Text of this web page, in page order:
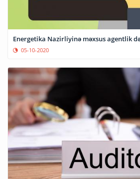
Energetika Nazirliyinə məxsus agentlik
05-10-2020